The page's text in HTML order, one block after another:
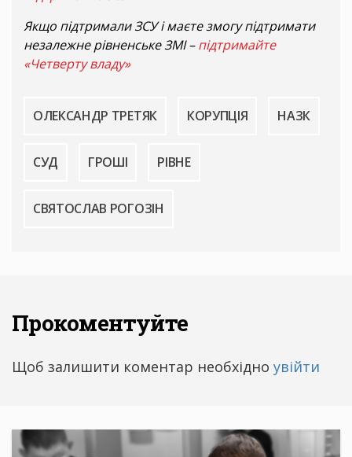
Якщо підтримали ЗСУ і маєте змогу підтримати
незалежне рівненське ЗМІ –підтримайте
«Четверту владу»
ОЛЕКСАНДР ТРЕТЯК КОРУПЦІЯ НАЗК
СУД ГРОШІ РІВНЕ
СВЯТОСЛАВ РОГОЗІН
Прокоментуйте
Щоб залишити коментар необхідно увійти